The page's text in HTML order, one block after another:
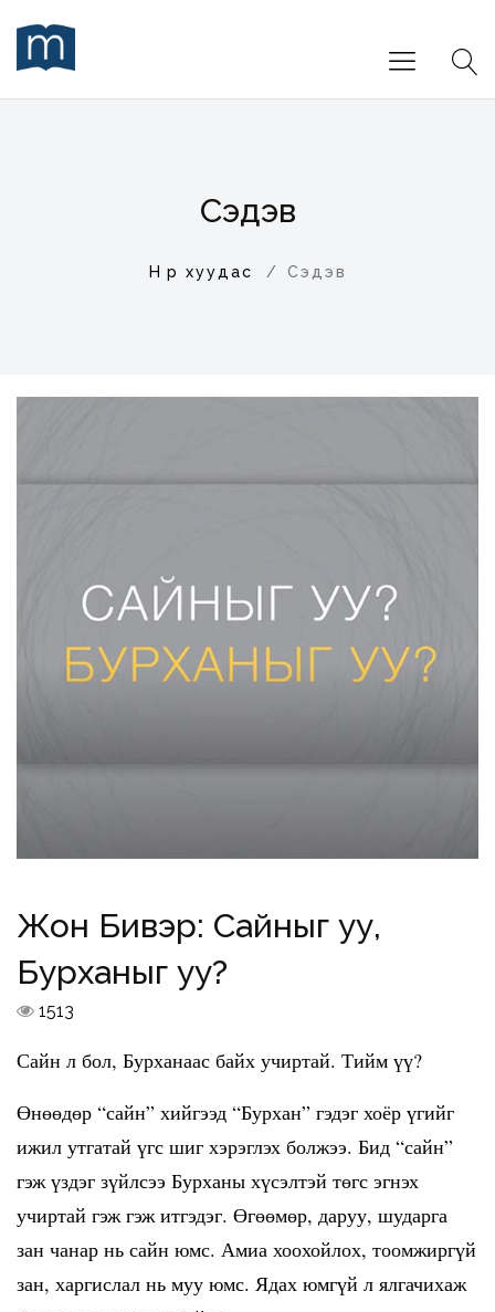
Сэдэв
Нүүр хуудас Сэдэв
Жон Бивэр: Сайныг уу,
Бурханыг уу?
1513
Сайн л бол, Бурханаас байх учиртай. Тийм үү?
Өнөөдөр “сайн” хийгээд “Бурхан” гэдэг хоёр үгийг
ижил утгатай үгс шиг хэрэглэх болжээ. Бид “сайн”
гэж үздэг зүйлсээ Бурханы хүсэлтэй төгс эгнэх
учиртай гэж гэж итгэдэг. Өгөөмөр, даруу, шударга
зан чанар нь сайн юмс. Амиа хоохойлох, тоомжиргүй
зан, харгислал нь муу юмс. Ядах юмгүй л ялгачихаж